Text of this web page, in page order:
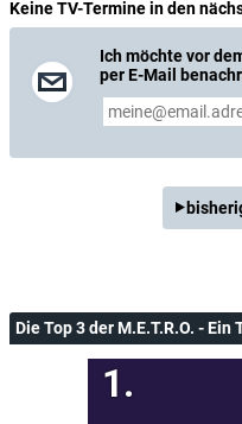
Keine TV-Termine in den
Ich möchte vor
per E-Mail
Die Top 3 der M.E.T.R.O. -